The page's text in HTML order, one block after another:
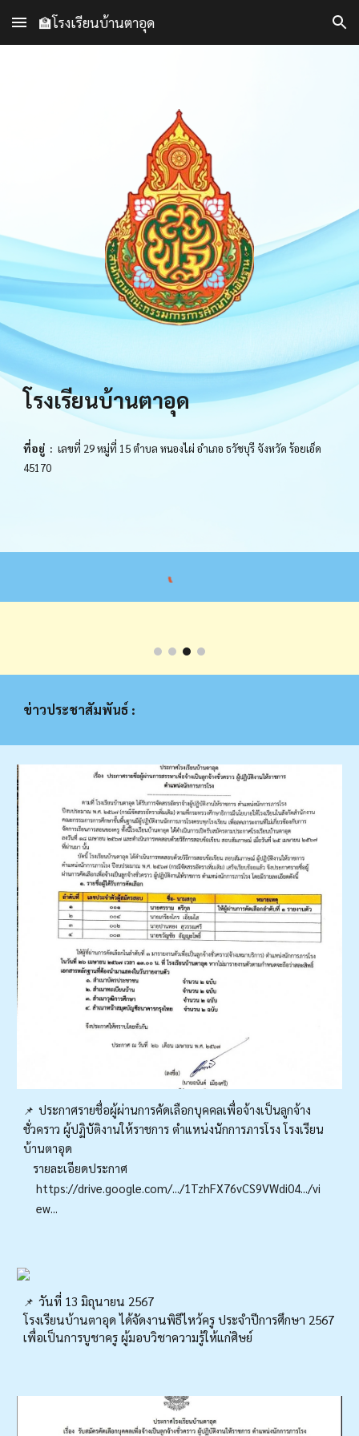
Skip to main content Skip to navigation
🏫โรงเรียนบ้านตาอุด
โรงเรียนบ้านตาอุด
ที่อยู่ : เลขที่ 29 หมู่ที่ 15 ตำบล หนองไผ่ อำเภอ ธวัชบุรี จังหวัด ร้อยเอ็ด
45170
ข่าวประชาสัมพันธ์ :
📌ประกาศรายชื่อผู้ผ่านการคัดเลือกบุคคลเพื่อจ้างเป็นลูกจ้าง
ชั่วคราว ผู้ปฏิบัติงานให้ราชการ ตำแหน่งนักการภารโรง โรงเรียน
บ้านตาอุด
รายละเอียดประกาศ
https://drive.google.com/.../1TzhFX76vCS9VWdi04.../vi
ew...
📌วันที่ 13 มิถุนายน 2567
โรงเรียนบ้านตาอุด ได้จัดงานพิธีไหว้ครู ประจำปีการศึกษา 2567
เพื่อเป็นการบูชาครู ผู้มอบวิชาความรู้ให้แก่ศิษย์